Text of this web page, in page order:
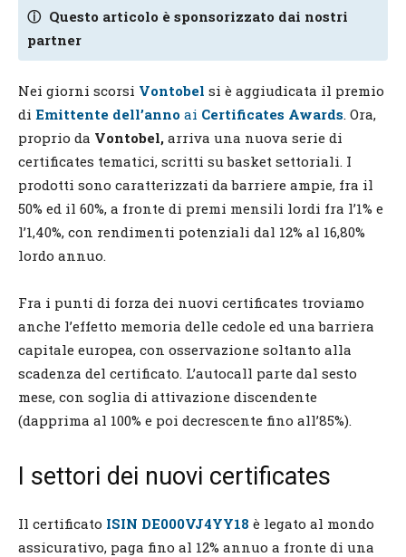
ⓘ Questo articolo è sponsorizzato dai nostri
partner
Nei giorni scorsi Vontobel si è aggiudicata il premio
di Emittente dell’anno ai Certificates Awards. Ora,
proprio da Vontobel, arriva una nuova serie di
certificates tematici, scritti su basket settoriali. I
prodotti sono caratterizzati da barriere ampie, fra il
50% ed il 60%, a fronte di premi mensili lordi fra l’1% e
l’1,40%, con rendimenti potenziali dal 12% al 16,80%
lordo annuo.
Fra i punti di forza dei nuovi certificates troviamo
anche l’effetto memoria delle cedole ed una barriera
capitale europea, con osservazione soltanto alla
scadenza del certificato. L’autocall parte dal sesto
mese, con soglia di attivazione discendente
(dapprima al 100% e poi decrescente fino all’85%).
I settori dei nuovi certificates
Il certificato ISIN DE000VJ4YY18 è legato al mondo
assicurativo, paga fino al 12% annuo a fronte di una